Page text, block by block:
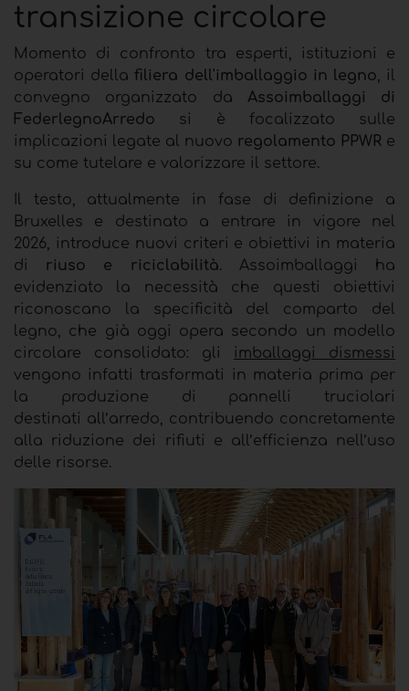
transizione circolare
Momento di confronto tra esperti, istituzioni e
operatori dellafiliera dell'imballaggio in legno, il
convegno organizzato da Assoimballaggi di
FederlegnoArredo si è focalizzato sulle
implicazioni legate al nuovo regolamento PPWR e
su come tutelare e valorizzare il settore.
Il testo, attualmente in fase di definizione a
Bruxelles e destinato a entrare in vigore nel
2026, introduce nuovi criteri e obiettivi in materia
di riuso e riciclabilità. Assoimballaggi ha
evidenziato la necessità che questi obiettivi
riconoscano la specificità del comparto del
legno, che già oggi opera secondo un modello
circolare consolidato: gli
imballaggi dismessi
vengono infatti trasformati in materia prima per
la produzione di pannelli truciolari
destinati all’arredo, contribuendo concretamente
alla riduzione dei rifiuti e all’efficienza nell’uso
delle risorse.